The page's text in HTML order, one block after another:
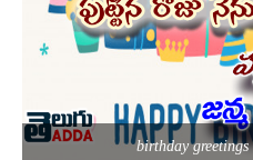
birthday